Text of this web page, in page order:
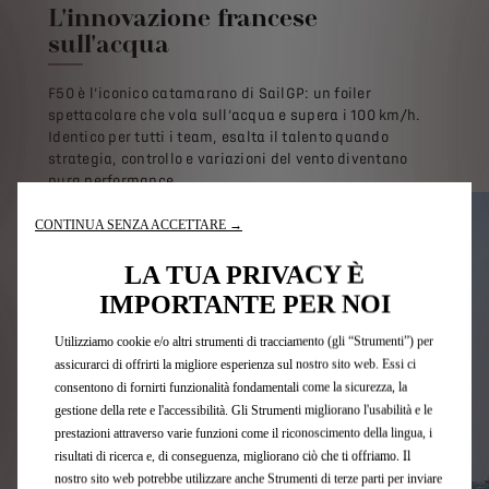
L'innovazione francese
sull'acqua
F50 è l’iconico catamarano di SailGP: un foiler
spettacolare che vola sull’acqua e supera i 100 km/h.
Identico per tutti i team, esalta il talento quando
strategia, controllo e variazioni del vento diventano
pura performance.
CONTINUA SENZA ACCETTARE →
LA TUA PRIVACY È
IMPORTANTE PER NOI
Utilizziamo cookie e/o altri strumenti di tracciamento (gli “Strumenti”) per
assicurarci di offrirti la migliore esperienza sul nostro sito web. Essi ci
consentono di fornirti funzionalità fondamentali come la sicurezza, la
gestione della rete e l'accessibilità. Gli Strumenti migliorano l'usabilità e le
prestazioni attraverso varie funzioni come il riconoscimento della lingua, i
risultati di ricerca e, di conseguenza, migliorano ciò che ti offriamo. Il
nostro sito web potrebbe utilizzare anche Strumenti di terze parti per inviare